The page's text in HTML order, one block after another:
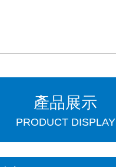
產品展示
PRODUCT DISPLAY